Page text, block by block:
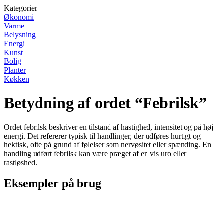
Kategorier
Økonomi
Varme
Belysning
Energi
Kunst
Bolig
Planter
Køkken
Betydning af ordet “Febrilsk”
Ordet febrilsk beskriver en tilstand af hastighed, intensitet og på høj
energi. Det refererer typisk til handlinger, der udføres hurtigt og
hektisk, ofte på grund af følelser som nervøsitet eller spænding. En
handling udført febrilsk kan være præget af en vis uro eller
rastløshed.
Eksempler på brug